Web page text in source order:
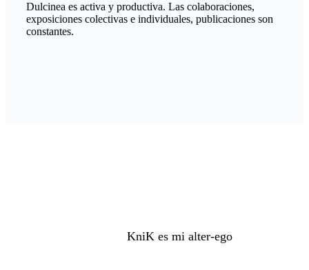
Dulcinea es activa y productiva. Las colaboraciones,
exposiciones colectivas e individuales, publicaciones son
constantes.
KniK es mi alter-ego